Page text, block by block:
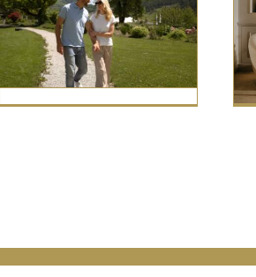
400 anni di ospitalità
all’IMLAUER Palais Mirabell
Notizie IMLAUER
Notizie principali